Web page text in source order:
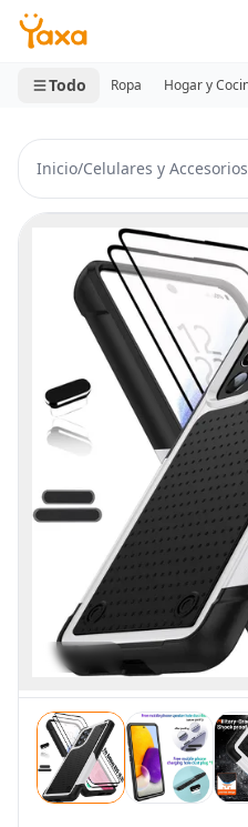
MINI CARRITO
0 productos
Todo Ropa Hogar y
Inicio/Celulares y Accesorios